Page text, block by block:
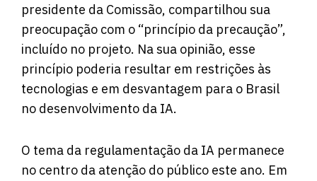
presidente da Comissão, compartilhou sua
preocupação com o “princípio da precaução”,
incluído no projeto. Na sua opinião, esse
princípio poderia resultar em restrições às
tecnologias e em desvantagem para o Brasil
no desenvolvimento da IA.
O tema da regulamentação da IA ​​permanece
no centro da atenção do público este ano. Em